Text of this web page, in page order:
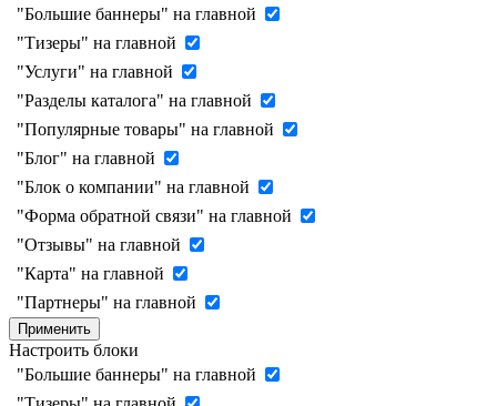
"Большие баннеры" на главной
"Тизеры" на главной
"Услуги" на главной
"Разделы каталога" на главной
"Популярные товары" на главной
"Блог" на главной
"Блок о компании" на главной
"Форма обратной связи" на главной
"Отзывы" на главной
"Карта" на главной
"Партнеры" на главной
Применить
Настроить блоки
"Большие баннеры" на главной